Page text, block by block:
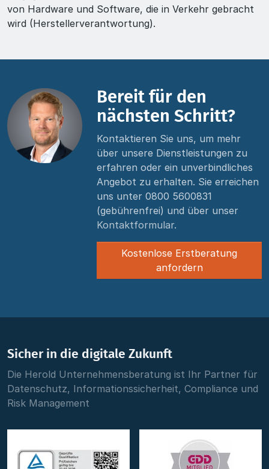
von Hardware und Software, die in Verkehr gebracht
wird (Herstellerverantwortung).
Bereit für den
nächsten Schritt?
Kontaktieren Sie uns, um mehr
über unsere Dienstleistungen zu
erfahren oder ein unverbindliches
Angebot zu erhalten. Sie erreichen
uns unter0800 5600831
(gebührenfrei) und über unser
Kontaktformular.
Kostenlose Erstberatung
anfordern
Sicher in die digitale Zukunft
Die Herold Unternehmensberatung ist Ihr Partner für
Datenschutz, Informationssicherheit, Compliance und
Risk Management